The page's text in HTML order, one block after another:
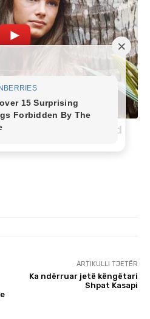
ARTIKULLI TJETËR
Ka ndërruar jetë këngëtari
Shpat Kasapi